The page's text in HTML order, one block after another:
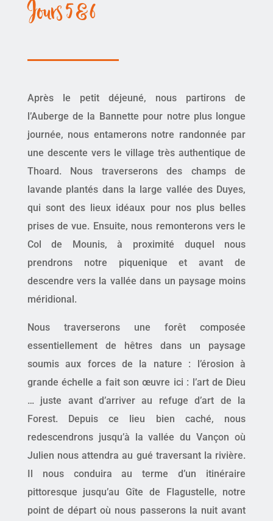
Jours 5 & 6
Après le petit déjeuné, nous partirons de
l’Auberge de la Bannette pour notre plus longue
journée, nous entamerons notre randonnée par
une descente vers le village très authentique de
Thoard. Nous traverserons des champs de
lavande plantés dans la large vallée des Duyes,
qui sont des lieux idéaux pour nos plus belles
prises de vue. Ensuite, nous remonterons vers le
Col de Mounis, à proximité duquel nous
prendrons notre piquenique et avant de
descendre vers la vallée dans un paysage moins
méridional.
Nous traverserons une forêt composée
essentiellement de hêtres dans un paysage
soumis aux forces de la nature : l’érosion à
grande échelle a fait son œuvre ici : l’art de Dieu
… juste avant d’arriver au refuge d’art de la
Forest. Depuis ce lieu bien caché, nous
redescendrons jusqu’à la vallée du Vançon où
Julien nous attendra au gué traversant la rivière.
Il nous conduira au terme d’un itinéraire
pittoresque jusqu’au Gîte de Flagustelle, notre
point de départ où nous passerons la nuit avant